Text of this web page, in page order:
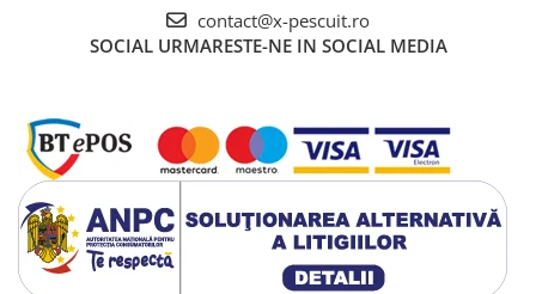
contact@x-pescuit.ro
SOCIAL URMARESTE-NE IN SOCIAL MEDIA